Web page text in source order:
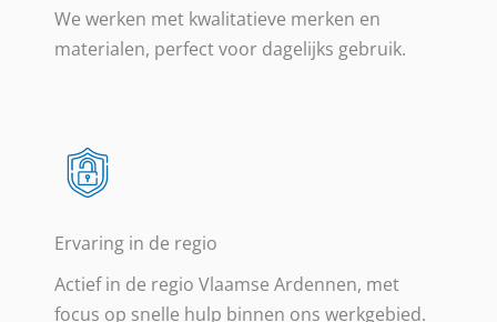
We werken met kwalitatieve merken en
materialen, perfect voor dagelijks gebruik.
Ervaring in de regio
Actief in de regio Vlaamse Ardennen, met
focus op snelle hulp binnen ons werkgebied.